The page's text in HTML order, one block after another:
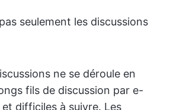
seulement les discussions
ne se déroule en
fils de discussion par e-
difficiles à suivre. Les